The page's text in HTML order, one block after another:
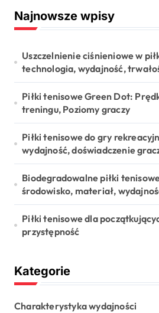
i
n
c
h
r
:
Najnowsze wpisy
Uszczelnienie ciśnieniowe w
technologia, wydajność,
Piłki tenisowe Green Dot:
treningu, Poziomy graczy
Piłki tenisowe do gry
wydajność, doświadczenie
Biodegradowalne piłki
środowisko, materiał,
Piłki tenisowe dla
przystępność
Kategorie
Charakterystyka wydajności